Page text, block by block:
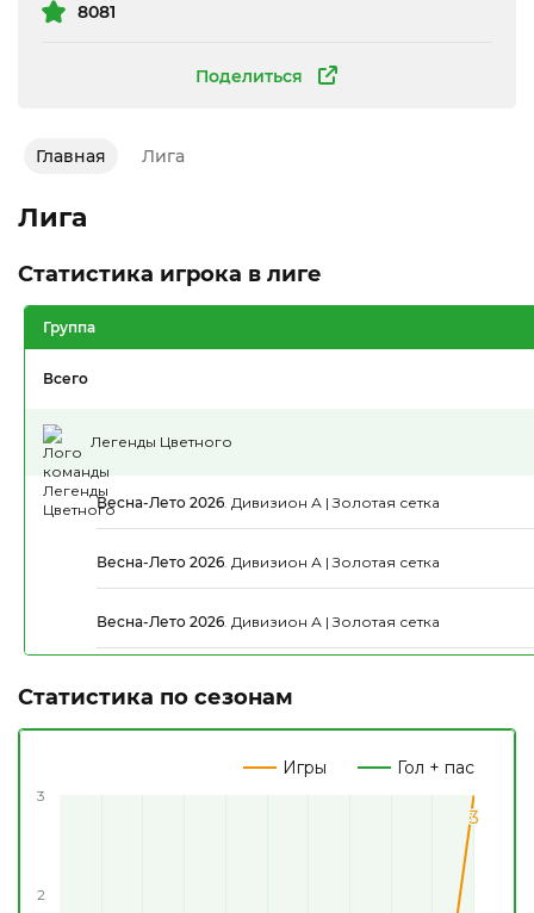
Поделиться
8081
Главная Лига
Лига
Статистика игрока в лиге
Группа
Всего
Легенды Цветного
Весна-Лето 2026. Дивизион А | Золотая сетка
Весна-Лето 2026. Дивизион А | Золотая сетка
Весна-Лето 2026. Дивизион А | Золотая сетка
Статистика по сезонам
Игры Гол + пас
2
3
3
3